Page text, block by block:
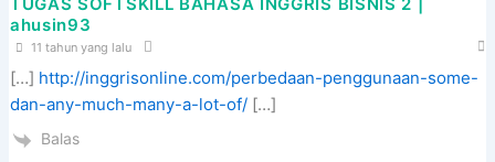
TUGAS SOFTSKILL BAHASA INGGRIS BISNIS 2 |
ahusin93
11 tahun yang lalu
[…] http://inggrisonline.com/perbedaan-penggunaan-some-
dan-any-much-many-a-lot-of/[…]
Balas